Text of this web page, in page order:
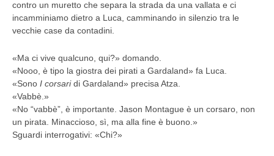
contro un muretto che separa la strada da una vallata e ci
incamminiamo dietro a Luca, camminando in silenzio tra le
vecchie case da contadini.
«Ma ci vive qualcuno, qui?» domando.
«Nooo, è tipo la giostra dei pirati a Gardaland» fa Luca.
«Sono I corsaridi Gardaland» precisa Atza.
«Vabbè.»
«No “vabbè”, è importante. Jason Montague è un corsaro, non
un pirata. Minaccioso, sì, ma alla fine è buono.»
Sguardi interrogativi: «Chi?»